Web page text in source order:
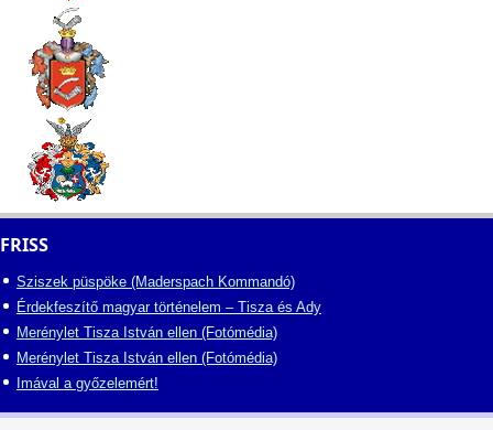
FRISS
Sziszek püspöke (Maderspach Kommandó)
Érdekfeszítő magyar történelem – Tisza és Ady
Merénylet Tisza István ellen (Fotómédia)
Merénylet Tisza István ellen (Fotómédia)
Imával a győzelemért!